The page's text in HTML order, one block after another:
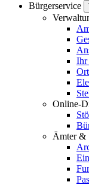
Bürgerservice
Ihr
Online-
Ämter &